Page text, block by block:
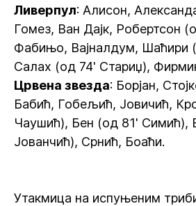
Ливерпул: Алисон,
Гомез, Ван Дајк, Робертсон
Фабињо, Вајналдум, Шаћири
Салах (од 74' Стариџ),
Црвена звезда: Борјан,
Бабић, Гобељић, Јовичић,
Чаушић), Бен (од 81' Симић),
Јованчић), Срнић, Боаћи.
Утакмица на испуњеним